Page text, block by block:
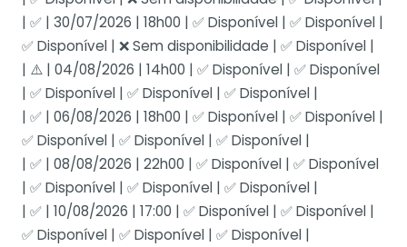
| ✅ | 30/07/2026 | 18h00 | ✅ Disponível | ✅ Disponível |
✅ Disponível | ❌ Sem disponibilidade | ✅ Disponível |
| ⚠️ | 04/08/2026 | 14h00 | ✅ Disponível | ✅ Disponível
| ✅ Disponível | ✅ Disponível | ✅ Disponível |
| ✅ | 06/08/2026 | 18h00 | ✅ Disponível | ✅ Disponível |
✅ Disponível | ✅ Disponível | ✅ Disponível |
| ✅ | 08/08/2026 | 22h00 | ✅ Disponível | ✅ Disponível
| ✅ Disponível | ✅ Disponível | ✅ Disponível |
| ✅ | 10/08/2026 | 17:00 | ✅ Disponível | ✅ Disponível |
✅ Disponível | ✅ Disponível | ✅ Disponível |